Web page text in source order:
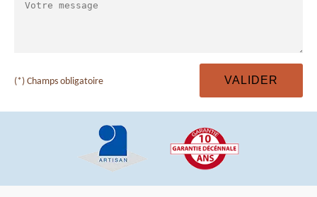
(*) Champs obligatoire